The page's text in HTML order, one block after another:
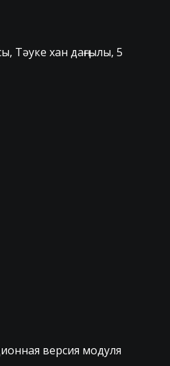
Тәуке хан даңғылы, 5
версия модуля